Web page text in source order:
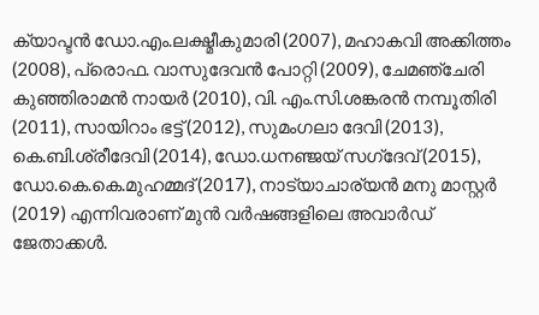
ക്യാപ്ടൻ ഡോ.എം.ലക്ഷ്മീകുമാരി (2007), മഹാകവി അക്കിത്തം
(2008), പ്രൊഫ. വാസുദേവൻ പോറ്റി (2009), ചേമഞ്ചേരി
കുഞ്ഞിരാമൻ നായർ (2010), വി. എം.സി.ശങ്കരൻ നമ്പൂതിരി
(2011), സായിറാം ഭട്ട് (2012), സുമംഗലാ ദേവി (2013),
കെ.ബി.ശ്രീദേവി (2014), ഡോ.ധനഞ്ജയ് സഗ്‌ദേവ് (2015),
ഡോ.കെ.കെ.മുഹമ്മദ് (2017), നാട്യാചാര്യൻ മനു മാസ്റ്റർ
(2019) എന്നിവരാണ് മുൻ വർഷങ്ങളിലെ അവാർഡ്
ജേതാക്കൾ.